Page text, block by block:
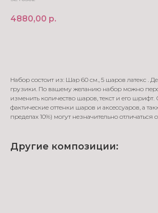
4880,00 р.
Набор состоит из: Шар 60 см., 5 шаров латекс .
грузики. По вашему желанию набор можно
изменить количество шаров, текст и его
фактические оттенки шаров и аксессуаров, а
пределах 10%) могут незначительно
Другие композиции: